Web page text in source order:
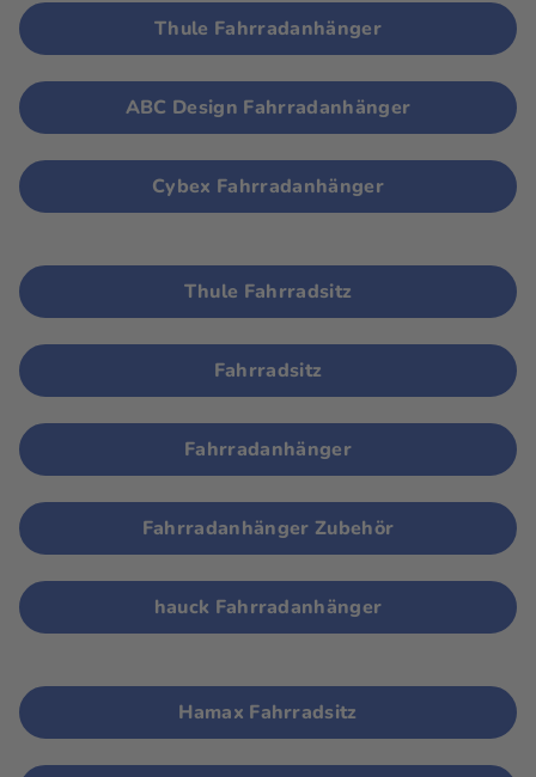
Thule Fahrradanhänger
ABC Design Fahrradanhänger
Cybex Fahrradanhänger
Thule Fahrradsitz
Fahrradsitz
Fahrradanhänger
Fahrradanhänger Zubehör
hauck Fahrradanhänger
Hamax Fahrradsitz